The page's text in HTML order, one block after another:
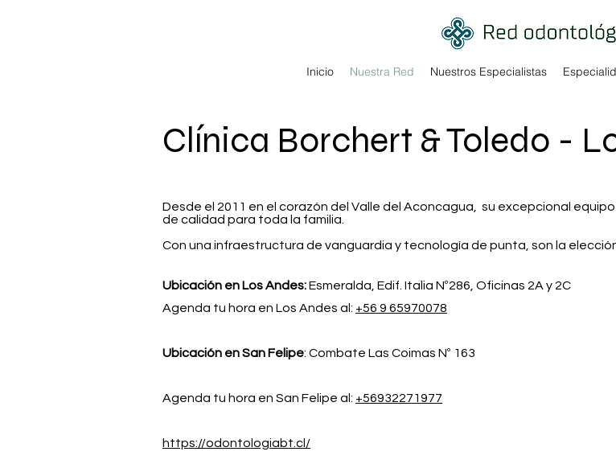
Inicio Nuestra Red Nuestros Especialistas
Clínica Borchert & Toledo -
Desde el 2011 en el corazón del Valle del Aconcagua, su excepcional
de calidad para toda la familia.
Con una infraestructura de vanguardia y tecnología de punta, son la
Ubicación en Los Andes:Esmeralda, Edif. Italia Nº286, Oficinas 2A y 2C
Agenda tu hora en Los Andes al: +56 9 65970078
Ubicación en San Felipe: Combate Las Coimas Nº 163
Agenda tu hora en San Felipe al: +56932271977
https://odontologiabt.cl/